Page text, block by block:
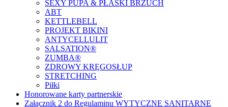
SEXY PUPA & PŁASKI BRZUCH
ABT
KETTLEBELL
PROJEKT BIKINI
ANTYCELLULIT
SALSATION®
ZUMBA®
ZDROWY KRĘGOSŁUP
STRETCHING
Piłki
Honorowane karty partnerskie
Załącznik 2 do Regulaminu WYTYCZNE SANITARNE